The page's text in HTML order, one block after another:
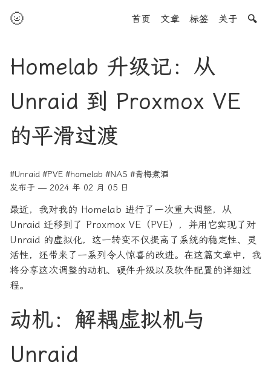
🌝 首页 文章 标签 关于 🔍
Homelab 升级记：从
Unraid 到 Proxmox VE
的平滑过渡
#Unraid #PVE #homelab #NAS #青梅煮酒
发布于 — 2024 年 02 月 05 日
最近，我对我的 Homelab 进行了一次重大调整，从
Unraid 迁移到了 Proxmox VE（PVE），并用它实现了对
Unraid 的虚拟化，这一转变不仅提高了系统的稳定性、灵
活性，还带来了一系列令人惊喜的改进。在这篇文章中，我
将分享这次调整的动机、硬件升级以及软件配置的详细过
程。
动机：解耦虚拟机与
Unraid